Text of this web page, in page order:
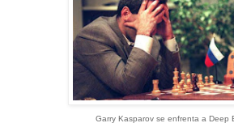
Garry Kasparov se enfrenta a Deep